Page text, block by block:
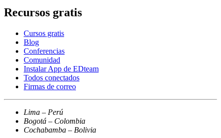
Recursos gratis
Cursos gratis
Blog
Conferencias
Comunidad
Instalar App de EDteam
Todos conectados
Firmas de correo
Lima – Perú
Bogotá – Colombia
Cochabamba – Bolivia